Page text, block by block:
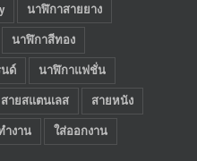
นาฬิกาสายยาง
นาฬิกาสีทอง
ด์
นาฬิกาแฟชั่น
สายสแตนเลส
สายหนัง
ำงาน ใส่ออกงาน